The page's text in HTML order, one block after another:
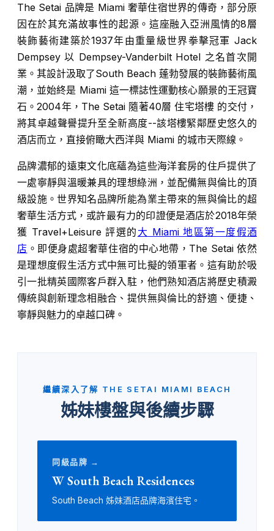
The Setai 品牌是 Miami 奢華住宿世界的傳奇，部分原
因在於其充滿故事性的起源。這座融入亞洲風情的8層
裝飾藝術建築於1937年由重量級世界拳擊冠軍 Jack
Dempsey 以 Dempsey-Vanderbilt Hotel 之名首次開
業。其設計汲取了South Beach 蓬勃發展的裝飾藝術風
潮，並始終是 Miami 這一標誌性運動核心願景的王冠寶
石。2004年，The Setai 隨著40層 住宅塔樓 的交付，
將其卓越聲譽提升至全新高度--該塔樓緊鄰歷史悠久的
酒店而立，直接俯瞰大西洋與 Miami 的城市天際線。
品牌濃郁的遠東文化底蘊為這些海洋套房的住戶提供了
一處寧靜與溫暖兼具的理想綠洲，並配備無與倫比的頂
級設施。世界知名品牌所能為業主帶來的無與倫比的超
奢華生活方式，或許最有力的印證便是酒店於2018年榮
獲 Travel+Leisure 評選的 大 Miami 地區第一度假酒
店 。即便身處超奢華住宿的中心地帶，The Setai 依然
是理想度假生活方式中無可比擬的領軍者。這有助於吸
引一批精英國際客戶群入駐，他們熟知酒店將歷史積澱
傳統與創新理念相融合、提供無與倫比的舒適、便捷、
寧靜與魅力的卓越口碑。
繼續深入了解 THE SETAI MIAMI BEACH
姊妹樓盤與後續步驟
同級品牌 →
W South Beach Residences
South Beach 姊妹酒店品牌海濱住宅。